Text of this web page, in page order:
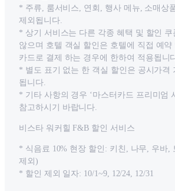
* 주류, 룸서비스, 연회, 행사 메뉴, 소매상
제외됩니다.
* 상기 서비스는 다른 각종 혜택 및 할인 쿠
않으며 호텔 객실 할인은 호텔에 직접 예약
카드로 결제 하는 경우에 한하여 적용됩니
* 별도 표기 없는 한 객실 할인은 공시가격
됩니다.
* 기타 사항의 경우 ‘마스터카드 프리미엄
참고하시기 바랍니다.
비스타 워커힐 F&B 할인 서비스
* 식음료 10% 현장 할인: 키친, 나무, 우바,
제외)
* 할인 제외 일자: 10/1~9, 12/24, 12/31